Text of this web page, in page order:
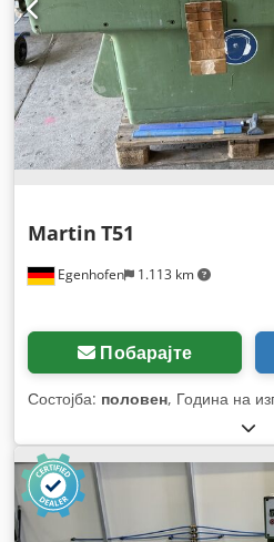
Egenhofen 1.113 km
Martin T51
Побарајте
Состојба: половен, Година на